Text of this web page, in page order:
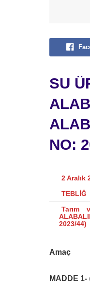
SU
NO:
2 Aralık
TEBLİĞ
Tarım
2023/44)
Amaç
MADDE 1-